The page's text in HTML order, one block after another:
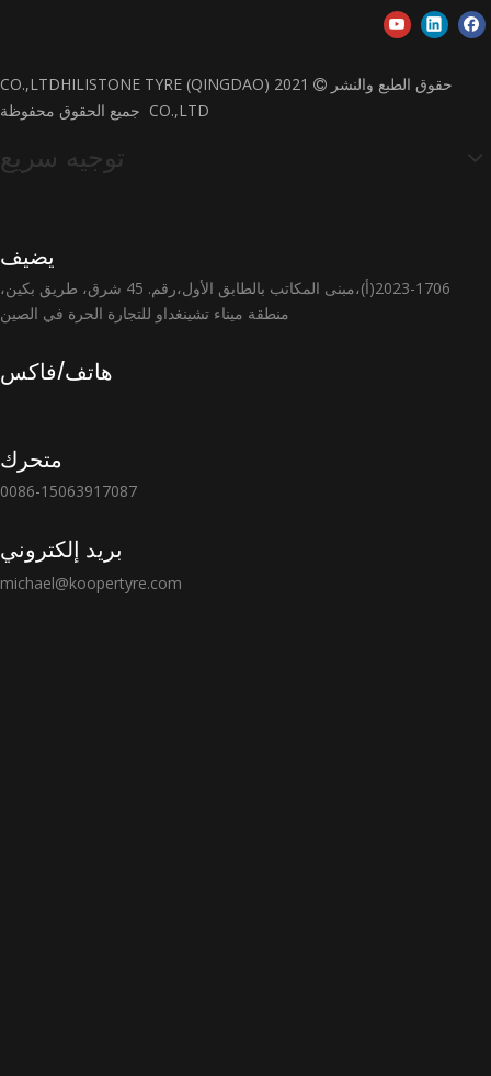
حقوق الطبع والنشر 
2021 CO.,LTDHILISTONE TYRE (QINGDAO)
CO.,LTD جميع الحقوق محفوظة
توجيه سريع
يضيف
2023-1706(أ)،مبنى المكاتب بالطابق الأول،رقم. 45 شرق، طريق بكين،
منطقة ميناء تشينغداو للتجارة الحرة في الصين
هاتف/فاكس
متحرك
0086-15063917087
بريد إلكتروني
michael@koopertyre.com